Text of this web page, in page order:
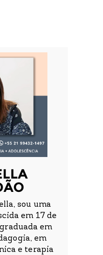
sou uma
em 17 de
em
em
e terapia